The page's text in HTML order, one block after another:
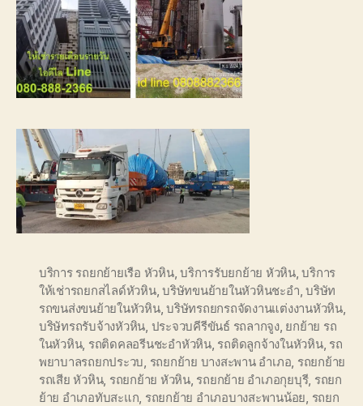
บริการ รถยกย้ายเรือ หัวหิน,บริการรับยกย้าย หัวหิน,บริการ
ให้เช่ารถยกสไลด์หัวหิน,บริษัทขนย้ายในหัวหินชะอำ ,บริษัท
รถขนส่งขนย้ายในหัวหิน,บริษัทรถยกรถจัดงานแต่งงานหัวหิน,
บริษัทรถรับจ้างหัวหิน ประจวบคีรีขันธ์ รถลากจูง, ยกย้าย รถ
ในหัวหิน, รถติดคลอรีนชะอำหัวหิน, รถติดลูกจ้างในหัวหิน, รถ
พยาบาลรถยกประวบ รถยกย้าย บางสะพาน อำเภอ รถยกย้าย
รถเสีย หัวหิน, รถยกย้าย หัวหิน, รถยกย้าย อำเภอกุยบุรี, รถยก
ย้าย อำเภอทับสะแก รถยกย้าย อำเภอบางสะพานน้อย รถยก